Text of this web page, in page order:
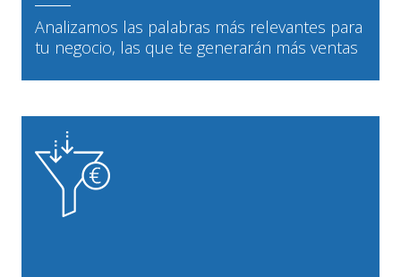
Analizamos las palabras más relevantes para
tu negocio, las que te generarán más ventas